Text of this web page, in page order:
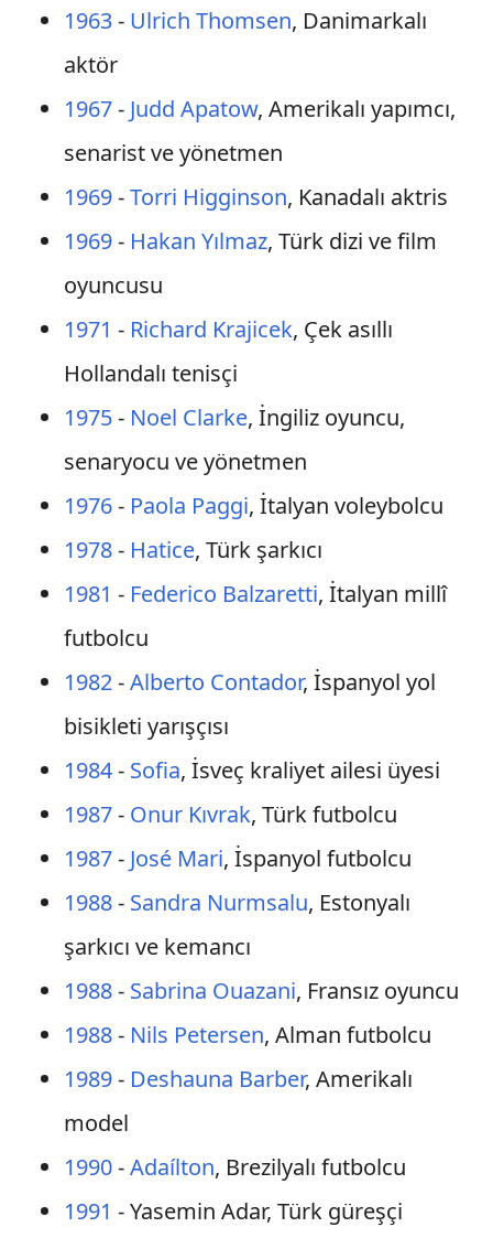
1963- Ulrich Thomsen, Danimarkalı
aktör
1967- Judd Apatow, Amerikalı yapımcı,
senarist ve yönetmen
1969-Torri Higginson, Kanadalı aktris
1969- Hakan Yılmaz, Türk dizi ve film
oyuncusu
1971 - Richard Krajicek, Çek asıllı
Hollandalı tenisçi
1975- Noel Clarke, İngiliz oyuncu,
senaryocu ve yönetmen
1976- Paola Paggi, İtalyan voleybolcu
1978- Hatice, Türk şarkıcı
1981 - Federico Balzaretti, İtalyan millî
futbolcu
1982-Alberto Contador, İspanyol yol
bisikleti yarışçısı
1984- Sofia, İsveç kraliyet ailesi üyesi
1987- Onur Kıvrak, Türk futbolcu
1987- José Mari, İspanyol futbolcu
1988- Sandra Nurmsalu, Estonyalı
şarkıcı ve kemancı
1988- Sabrina Ouazani, Fransız oyuncu
1988- Nils Petersen, Alman futbolcu
1989- Deshauna Barber, Amerikalı
model
1990-Adaílton, Brezilyalı futbolcu
1991 - Yasemin Adar, Türk güreşçi